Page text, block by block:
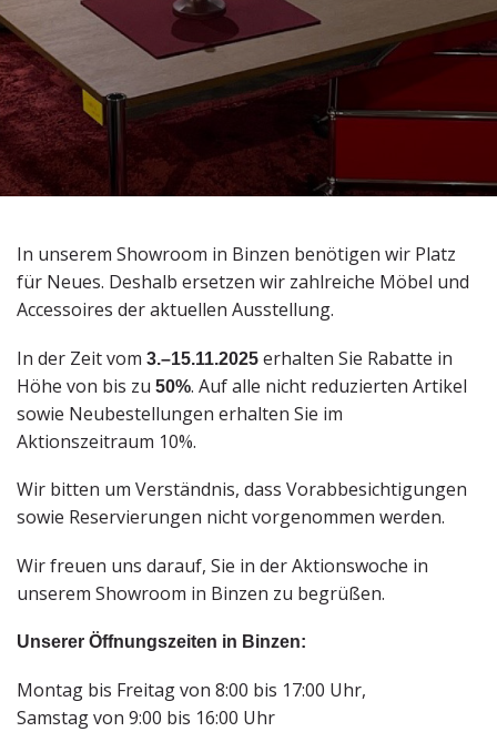
In unserem Showroom in Binzen benötigen wir Platz
für Neues. Deshalb ersetzen wir zahlreiche Möbel und
Accessoires der aktuellen Ausstellung.
In der Zeit vom 3.–15.11.2025erhalten Sie Rabatte in
Höhe von bis zu 50%. Auf alle nicht reduzierten Artikel
sowie Neubestellungen erhalten Sie im
Aktionszeitraum 10%.
Wir bitten um Verständnis, dass Vorabbesichtigungen
sowie Reservierungen nicht vorgenommen werden.
Wir freuen uns darauf, Sie in der Aktionswoche in
unserem Showroom in Binzen zu begrüßen.
Unserer Öffnungszeiten in Binzen:
Montag bis Freitag von 8:00 bis 17:00 Uhr,
Samstag von 9:00 bis 16:00 Uhr